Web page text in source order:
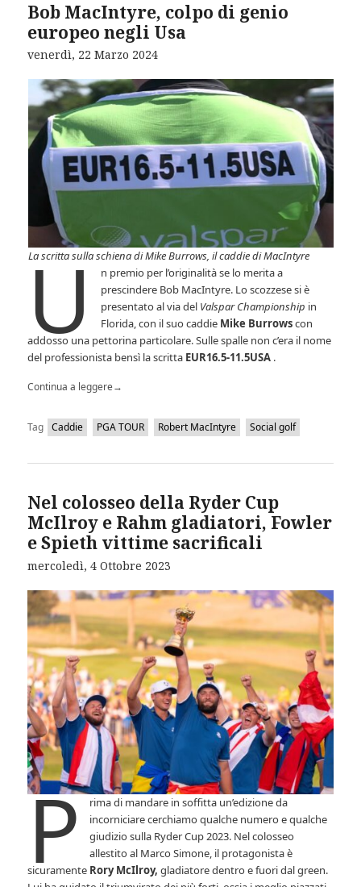
Bob MacIntyre, colpo di genio
europeo negli Usa
venerdì, 22 Marzo 2024
La scritta sulla schiena di Mike Burrows, il caddie di MacIntyre
U
n premio per l’originalità se lo merita a
prescindere Bob MacIntyre. Lo scozzese si è
presentato al via del Valspar Championship in
Florida, con il suo caddie Mike Burrowscon
addosso una pettorina particolare. Sulle spalle non c’era il nome
del professionista bensì la scritta EUR16.5-11.5USA .
Continua a leggere→
Tag Caddie PGA TOUR Robert MacIntyre Social golf
Nel colosseo della Ryder Cup
McIlroy e Rahm gladiatori, Fowler
e Spieth vittime sacrificali
mercoledì, 4 Ottobre 2023
P
rima di mandare in soffitta un’edizione da
incorniciare cerchiamo qualche numero e qualche
giudizio sulla Ryder Cup 2023. Nel colosseo
allestito al Marco Simone, il protagonista è
sicuramente Rory McIlroy, gladiatore dentro e fuori dal green.